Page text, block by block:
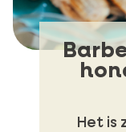
Het is